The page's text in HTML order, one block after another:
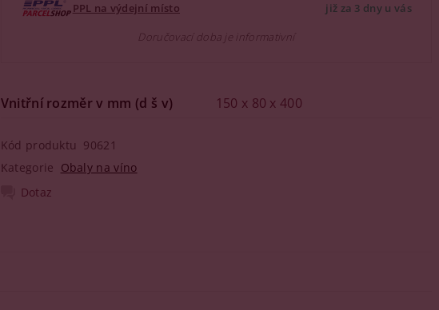
PPL na výdejní místo
již za 3 dny u vás
Doručovací doba je informativní
Vnitřní rozměr v mm (d š v) 150 x 80 x 400
Kód produktu 90621
Kategorie Obaly na víno
Dotaz